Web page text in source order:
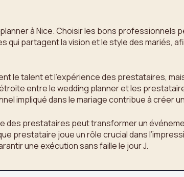
à Nice. Choisir les bons
partagent la vision et le style des mariés,
le talent et l’expérience des prestataires,
entre le wedding planner et les
impliqué dans le mariage contribue à créer
des prestataires peut transformer un
prestataire joue un rôle crucial dans
une exécution sans faille le jour J.